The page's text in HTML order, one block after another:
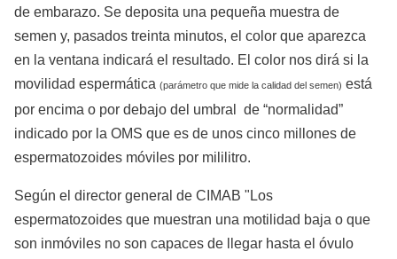
de embarazo. Se deposita una pequeña muestra de
semen y, pasados treinta minutos, el color que aparezca
en la ventana indicará el resultado. El color nos dirá si la
movilidad espermática (parámetro que mide la calidad del semen) está
por encima o por debajo del umbral de “normalidad”
indicado por la OMS que es de unos cinco millones de
espermatozoides móviles por mililitro.
Según el director general de CIMAB "Los
espermatozoides que muestran una motilidad baja o que
son inmóviles no son capaces de llegar hasta el óvulo